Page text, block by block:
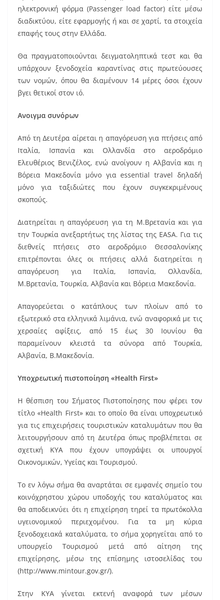
ηλεκτρονική φόρμα (Passenger load factor) είτε μέσω
διαδικτύου, είτε εφαρμογής ή και σε χαρτί, τα στοιχεία
επαφής τους στην Ελλάδα.
Θα πραγματοποιούνται δειγματοληπτικά τεστ και θα
υπάρχουν ξενοδοχεία καραντίνας στις πρωτεύουσες
των νομών, όπου θα διαμένουν 14 μέρες όσοι έχουν
βγει θετικοί στον ιό.
Ανοιγμα συνόρων
Από τη Δευτέρα αίρεται η απαγόρευση για πτήσεις από
Ιταλία, Ισπανία και Ολλανδία στο αεροδρόμιο
Ελευθέριος Βενιζέλος, ενώ ανοίγουν η Αλβανία και η
Βόρεια Μακεδονία μόνο για essential travel δηλαδή
μόνο για ταξιδιώτες που έχουν συγκεκριμένους
σκοπούς.
Διατηρείται η απαγόρευση για τη Μ.Βρετανία και για
την Τουρκία ανεξαρτήτως της λίστας της EASA. Για τις
διεθνείς πτήσεις στο αεροδρόμιο Θεσσαλονίκης
επιτρέπονται όλες οι πτήσεις αλλά διατηρείται η
απαγόρευση για Ιταλία, Ισπανία, Ολλανδία,
Μ.Βρετανία, Τουρκία, Αλβανία και Βόρεια Μακεδονία.
Απαγορεύεται ο κατάπλους των πλοίων από το
εξωτερικό στα ελληνικά λιμάνια, ενώ αναφορικά με τις
χερσαίες αφίξεις, από 15 έως 30 Ιουνίου θα
παραμείνουν κλειστά τα σύνορα από Τουρκία,
Αλβανία, Β.Μακεδονία.
Υποχρεωτική πιστοποίηση «Health First»
Η θέσπιση του Σήματος Πιστοποίησης που φέρει τον
τίτλο «Health First» και το οποίο θα είναι υποχρεωτικό
για τις επιχειρήσεις τουριστικών καταλυμάτων που θα
λειτουργήσουν από τη Δευτέρα όπως προβλέπεται σε
σχετική ΚΥΑ που έχουν υπογράψει οι υπουργοί
Οικονομικών, Υγείας και Τουρισμού.
Το εν λόγω σήμα θα αναρτάται σε εμφανές σημείο του
κοινόχρηστου χώρου υποδοχής του καταλύματος και
θα αποδεικνύει ότι η επιχείρηση τηρεί τα πρωτόκολλα
υγειονομικού περιεχομένου. Για τα μη κύρια
ξενοδοχειακά καταλύματα, το σήμα χορηγείται από το
υπουργείο Τουρισμού μετά από αίτηση της
επιχείρησης, μέσω της επίσημης ιστοσελίδας του
(http://www.mintour.gov.gr/).
Στην ΚΥΑ γίνεται εκτενή αναφορά των μέσων